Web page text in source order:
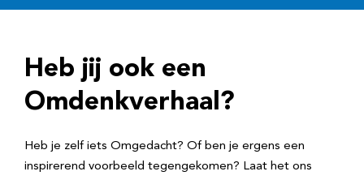
r
e
Heb jij ook een
Omdenkverhaal?
Heb je zelf iets Omgedacht? Of ben je ergens een
inspirerend voorbeeld tegengekomen? Laat het ons